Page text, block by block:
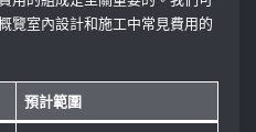
覽室內設計和施工中常見費用的
預計範圍